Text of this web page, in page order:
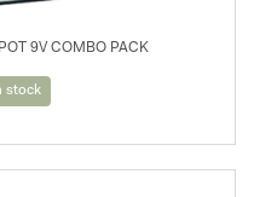
9V COMBO PACK
stock